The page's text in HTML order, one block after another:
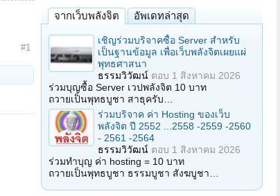
#1
จากเว็บพลังจิต อัพเดทล่าสุด
เชิญร่วมบริจาคซื้อ Server สำหรับ
เป็นฐานข้อมูล เพื่อเว็บพลังจิตเผยแผ่
พุทธศาสนา
ธรรมวิวัฒน์ ตอบ 1 สิงหาคม 2026
ร่วมบุญซื้อ Server เวปพลังจิต 10 บาท
ถวายเป็นพุทธบูชา สาธุครับ…
ร่วมบริจาค ค่า Hosting ของเว็บ
พลังจิต ปี 2552 ...2558 -2559 -2560
- 2561 -2564
ธรรมวิวัฒน์ ตอบ 1 สิงหาคม 2026
ร่วมทำบุญ ค่า hosting = 10 บาท
ถวายเป็นพุทธบูชา ธรรมบูชา สังฆบูชา…